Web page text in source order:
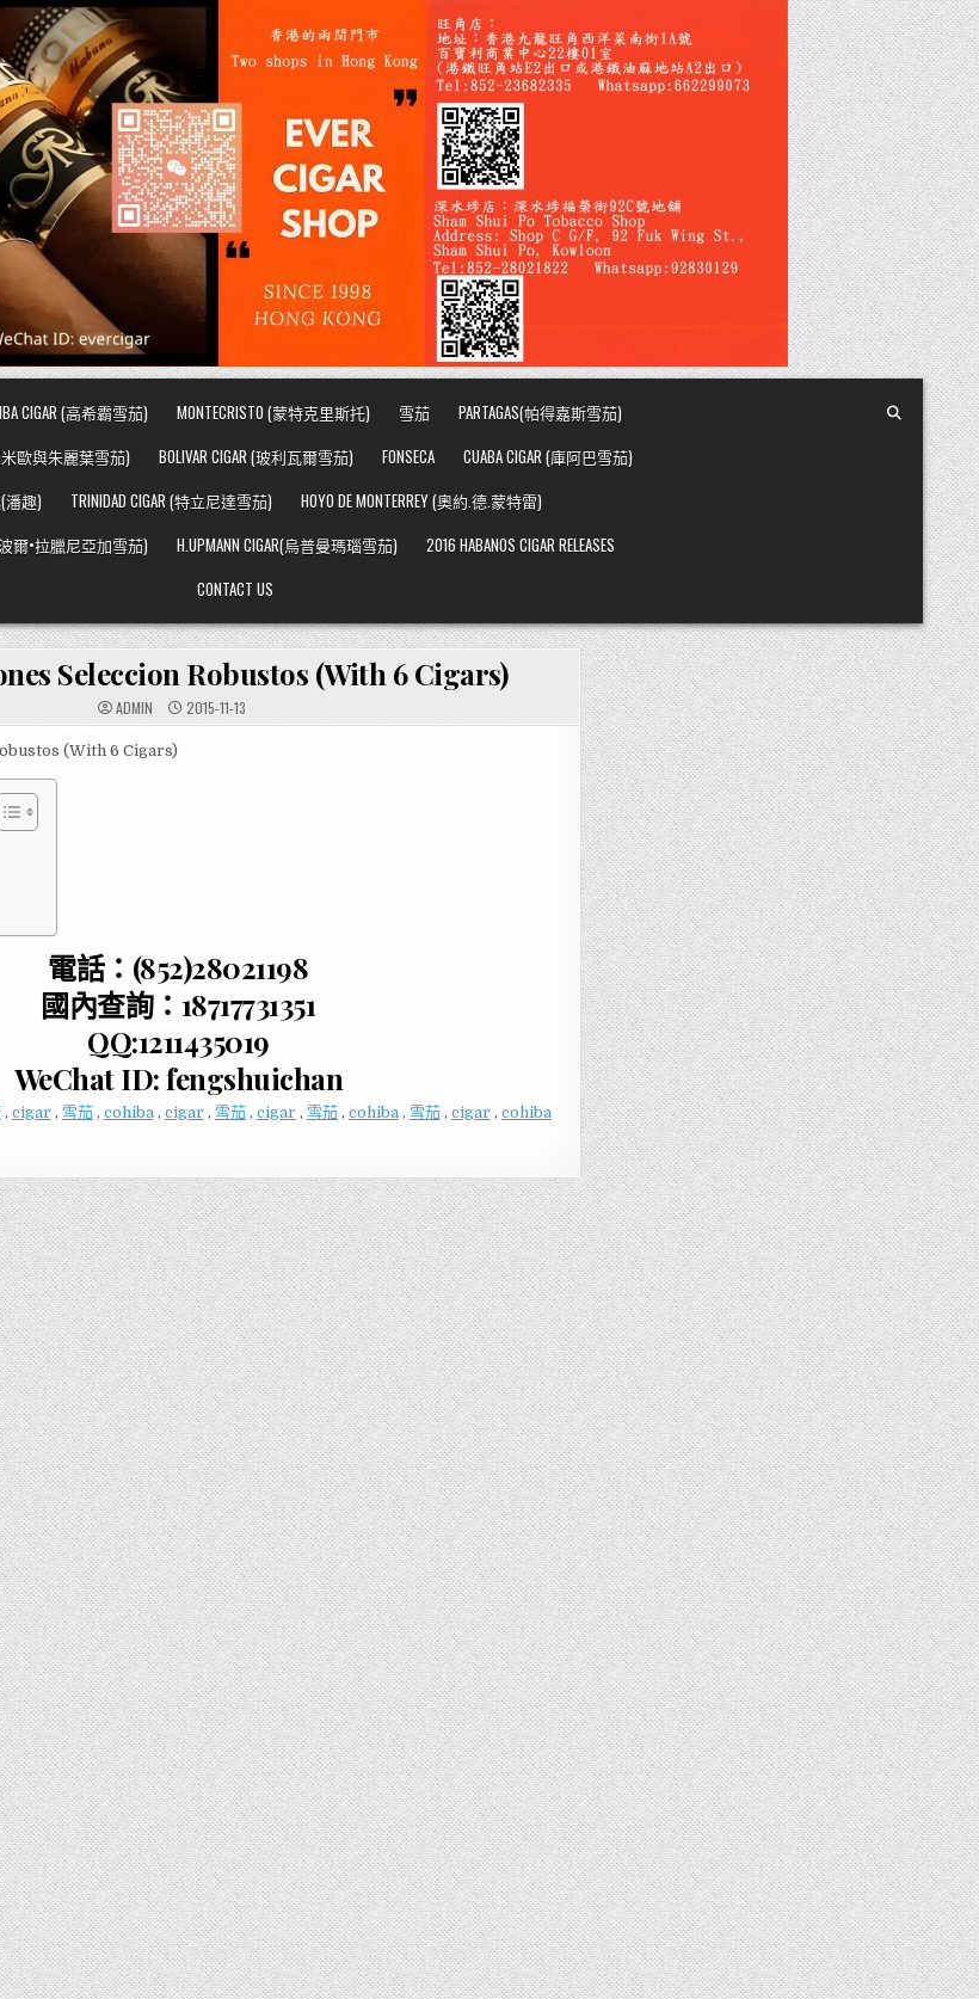
CIGAR (高希霸雪茄) MONTECRISTO (蒙特克里斯托) 雪茄
PARTAGAS(帕得嘉斯雪茄)
羅米歐與朱麗葉雪茄)
BOLIVAR CIGAR (玻利瓦爾雪茄) FONSECA
CUABA CIGAR (庫阿巴雪茄)
潘趣)
TRINIDAD CIGAR (特立尼達雪茄)
HOYO DE MONTERREY (奧約.德.蒙特雷)
波爾•拉臘尼亞加雪茄)
H.UPMANN CIGAR(烏普曼瑪瑙雪茄)
2016 HABANOS CIGAR RELEASES
CONTACT US
Seleccion Robustos (With 6 Cigars)
ADMIN 2015-11-13
(With 6 Cigars)
電話：(852)28021198
國內查詢：18717731351
QQ:1211435019
WeChat ID: fengshuichan
, cigar , 雪茄, cohiba, cigar , 雪茄, cigar , 雪茄, cohiba, 雪茄, cigar , cohiba